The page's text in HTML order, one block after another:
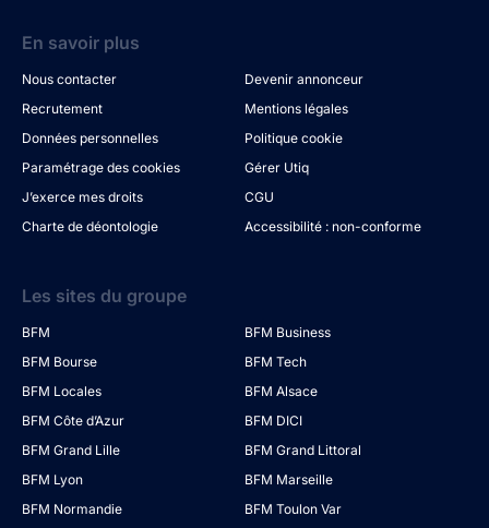
En savoir plus
Nous contacter
Devenir annonceur
Recrutement
Mentions légales
Données personnelles
Politique cookie
Paramétrage des cookies
Gérer Utiq
J’exerce mes droits
CGU
Charte de déontologie
Accessibilité : non-conforme
Les sites du groupe
BFM
BFM Business
BFM Bourse
BFM Tech
BFM Locales
BFM Alsace
BFM Côte d’Azur
BFM DICI
BFM Grand Lille
BFM Grand Littoral
BFM Lyon
BFM Marseille
BFM Normandie
BFM Toulon Var